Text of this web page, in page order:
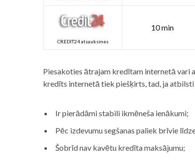
CREDIT24 atsauksmes
10 min
Piesakoties ātrajam kredītam internetā vari
kredīts internetā tiek piešķirts, tad, ja
Ir pierādāmi stabili ikmēneša ienākumi;
Pēc izdevumu segšanas paliek brīvie
Šobrīd nav kavētu kredīta maksājumu;